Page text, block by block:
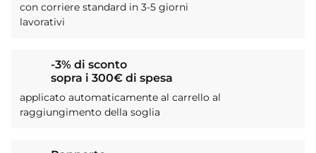
con corriere standard in 3-5 giorni
lavorativi
-3% di sconto
sopra i 300€ di spesa
applicato automaticamente al carrello al
raggiungimento della soglia